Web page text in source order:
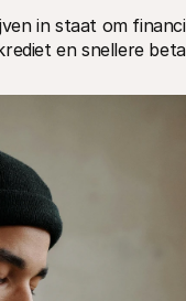
in staat om
en snellere